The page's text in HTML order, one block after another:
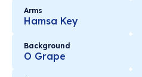
Arms
Hamsa Key
Background
O Grape